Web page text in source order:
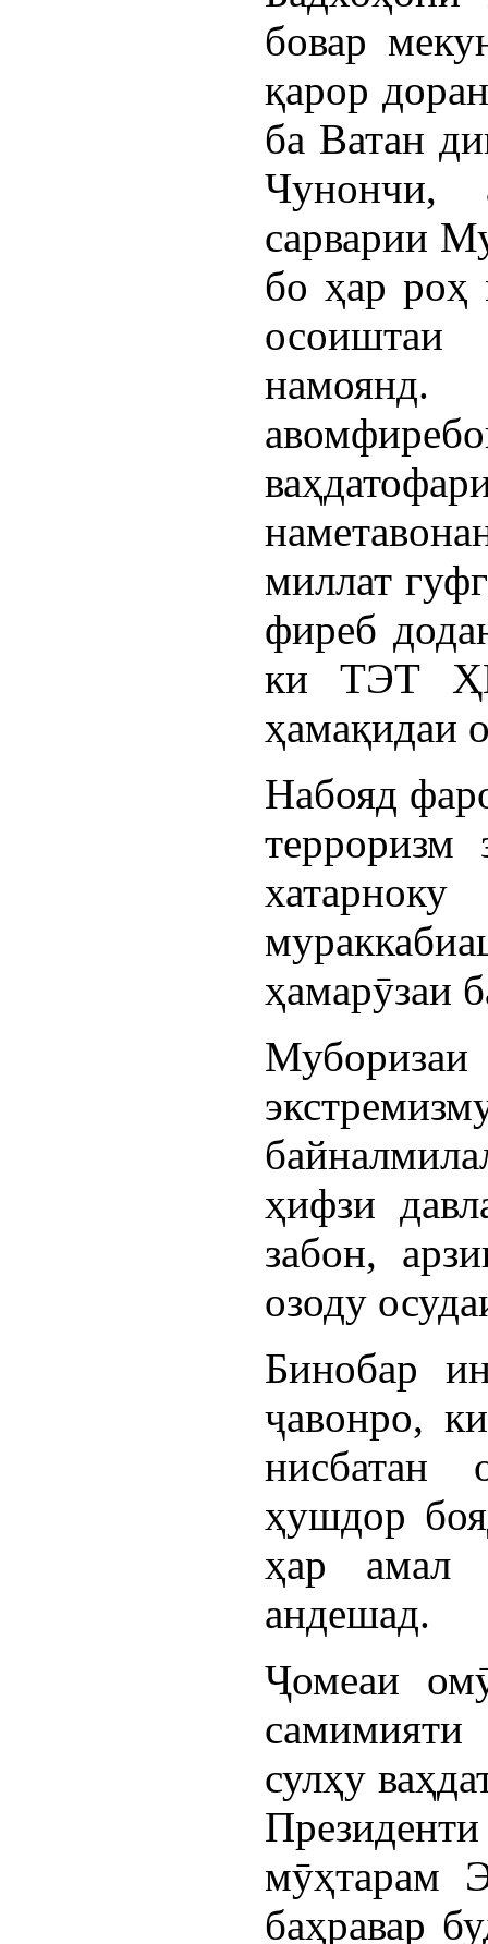
бовар
қарор
ба Ватан
сарварии
бо ҳар роҳ
миллат
фиреб
ки ТЭТ
ҳамақидаи
Набояд
терроризм
ҳамарӯзаи
ҳифзи
забон,
озоду
Бинобар
ҷавонро,
нисбатан
ҳушдор
ҳар амал
андешад.
Ҷомеаи
сулҳу
мӯҳтарам
баҳравар